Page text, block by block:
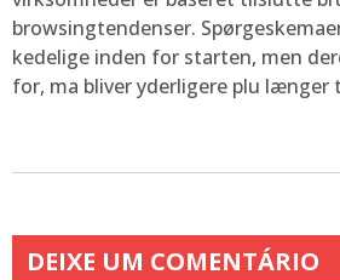
browsingtendenser.
kedelige inden for starten, men
for, ma bliver yderligere plu længer
DEIXE UM COMENTÁRIO